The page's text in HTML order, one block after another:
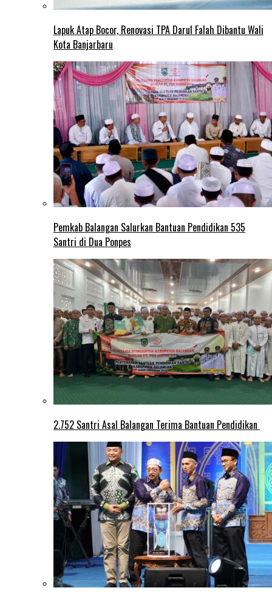
Lapuk Atap Bocor, Renovasi TPA Darul Falah Dibantu Wali
Kota Banjarbaru
Pemkab Balangan Salurkan Bantuan Pendidikan 535
Santri di Dua Ponpes
2.752 Santri Asal Balangan Terima Bantuan Pendidikan